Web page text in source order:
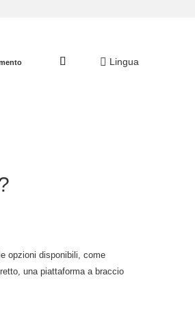
Lingua
opzioni disponibili, come
una piattaforma a braccio